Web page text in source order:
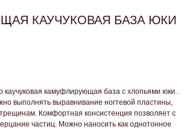
КАУЧУКОВАЯ БАЗА ЮКИ
каучуковая камуфлирующая база с хлопьями юки .
выполнять выравнивание ногтевой пластины,
Комфортная консистенция позволяет с
частиц. Можно наносить как однотонное